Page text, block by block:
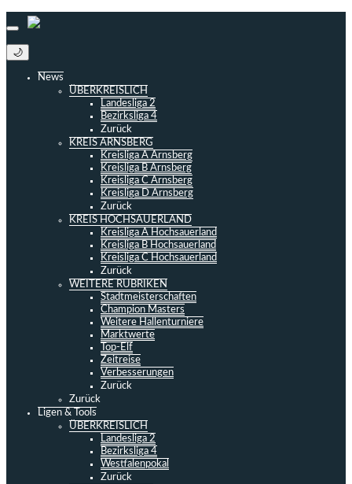
🌙
News
ÜBERKREISLICH
Landesliga 2
Bezirksliga 4
Zurück
KREIS ARNSBERG
Kreisliga A Arnsberg
Kreisliga B Arnsberg
Kreisliga C Arnsberg
Kreisliga D Arnsberg
Zurück
KREIS HOCHSAUERLAND
Kreisliga A Hochsauerland
Kreisliga B Hochsauerland
Kreisliga C Hochsauerland
Zurück
WEITERE RUBRIKEN
Stadtmeisterschaften
Champion Masters
Weitere Hallenturniere
Marktwerte
Top-Elf
Zeitreise
Verbesserungen
Zurück
Zurück
Ligen & Tools
ÜBERKREISLICH
Landesliga 2
Bezirksliga 4
Westfalenpokal
Zurück